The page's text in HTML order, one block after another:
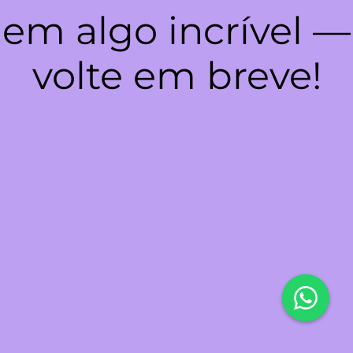
em algo incrível —
volte em breve!